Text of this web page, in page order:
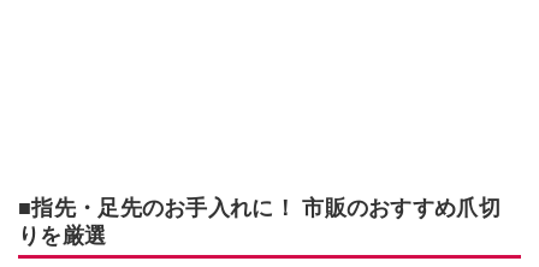
■指先・足先のお手入れに！ 市販のおすすめ爪切
りを厳選